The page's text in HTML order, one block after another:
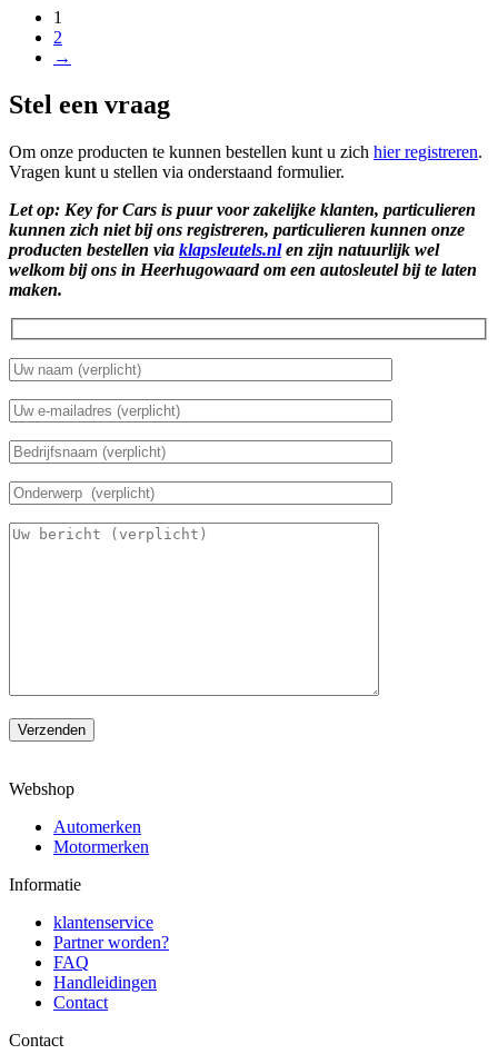
1
2
→
Stel een vraag
Om onze producten te kunnen bestellen kunt u zich hier registreren.
Vragen kunt u stellen via onderstaand formulier.
Let op: Key for Cars is puur voor zakelijke klanten, particulieren
kunnen zich niet bij ons registreren, particulieren kunnen onze
producten bestellen via klapsleutels.nlen zijn natuurlijk wel
welkom bij ons in Heerhugowaard om een autosleutel bij te laten
maken.
Verzenden
Webshop
Automerken
Motormerken
Informatie
klantenservice
Partner worden?
FAQ
Handleidingen
Contact
Contact